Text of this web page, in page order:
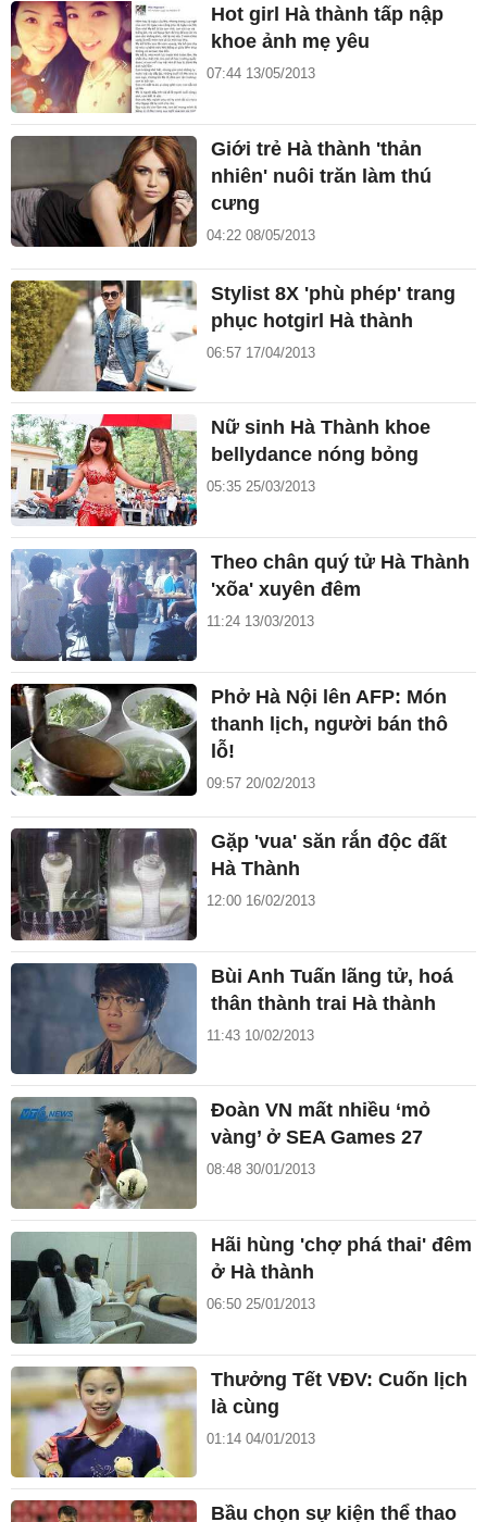
Hot girl Hà thành tấp nập
khoe ảnh mẹ yêu
07:44 13/05/2013
Giới trẻ Hà thành 'thản
nhiên' nuôi trăn làm thú
cưng
04:22 08/05/2013
Stylist 8X 'phù phép' trang
phục hotgirl Hà thành
06:57 17/04/2013
Nữ sinh Hà Thành khoe
bellydance nóng bỏng
05:35 25/03/2013
Theo chân quý tử Hà Thành
'xõa' xuyên đêm
11:24 13/03/2013
Phở Hà Nội lên AFP: Món
thanh lịch, người bán thô
lỗ!
09:57 20/02/2013
Gặp 'vua' săn rắn độc đất
Hà Thành
12:00 16/02/2013
Bùi Anh Tuấn lãng tử, hoá
thân thành trai Hà thành
11:43 10/02/2013
Đoàn VN mất nhiều ‘mỏ
vàng’ ở SEA Games 27
08:48 30/01/2013
Hãi hùng 'chợ phá thai' đêm
ở Hà thành
06:50 25/01/2013
Thưởng Tết VĐV: Cuốn lịch
là cùng
01:14 04/01/2013
Bầu chọn sự kiện thể thao